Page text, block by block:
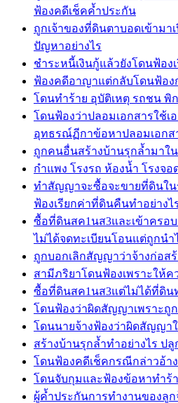
ฟ้องคดีเช็คค้ำประกัน
ถูกเจ้าของที่ดินตาบอดเข้าม
ปัญหาอย่างไร
ชำระหนี้เงินกู้แล้วยังโดนฟ้อง
ฟ้องคดีอาญาแต่กลับโดนฟ้อง
โดนทำร้าย อุบัติเหตุ รถชน พิ
โดนฟ้องว่าปลอมเอกสารใช้เ
อุทธรณ์ฏีกาข้อหาปลอมเอกส
ถูกคนอื่นสร้างบ้านรุกล้ำมาใ
กำแพง โรงรถ ห้องน้ำ โรงจ
ทำสัญญาจะซื้อจะขายที่ดินใน
ฟ้องเรียกค่าที่ดินคืนทำอย่างไ
ซื้อที่ดินสค1นส3และเข้าครอ
ไม่ได้จดทะเบียนโอนแต่ถูกน
ถูกบอกเลิกสัญญาว่าจ้างก่อส
สามีภริยาโดนฟ้องเพราะให้
ซื้อที่ดินสค1นส3แต่ไม่ได้ที่ดิน
โดนฟ้องว่าผิดสัญญาเพราะถู
โดนนายจ้างฟ้องว่าผิดสัญญา
สร้างบ้านรุกล้ำทำอย่างไร ป
โดนฟ้องคดีเช็คกรณีกล่าวอ้า
โดนจับกุมและฟ้องข้อหาทำร้
ผู้ค้ำประกันการทำงานของลู